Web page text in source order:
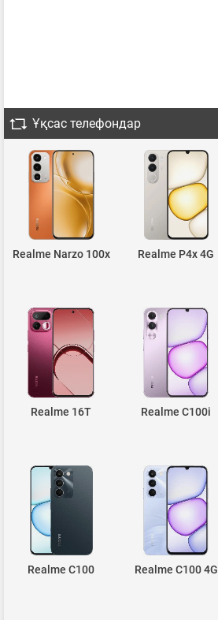
Ұқсас телефондар
Realme Narzo 100x Realme P4x 4G
Realme 16T Realme C100i
Realme C100 Realme C100 4G